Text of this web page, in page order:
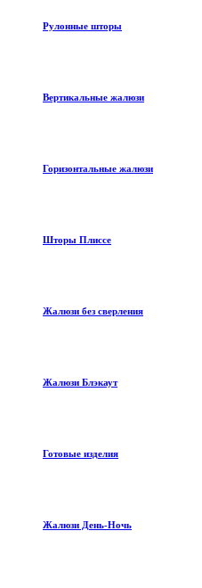
Рулонные шторы
Вертикальные жалюзи
Горизонтальные жалюзи
Шторы Плиссе
Жалюзи без сверления
Жалюзи Блэкаут
Готовые изделия
Жалюзи День-Ночь